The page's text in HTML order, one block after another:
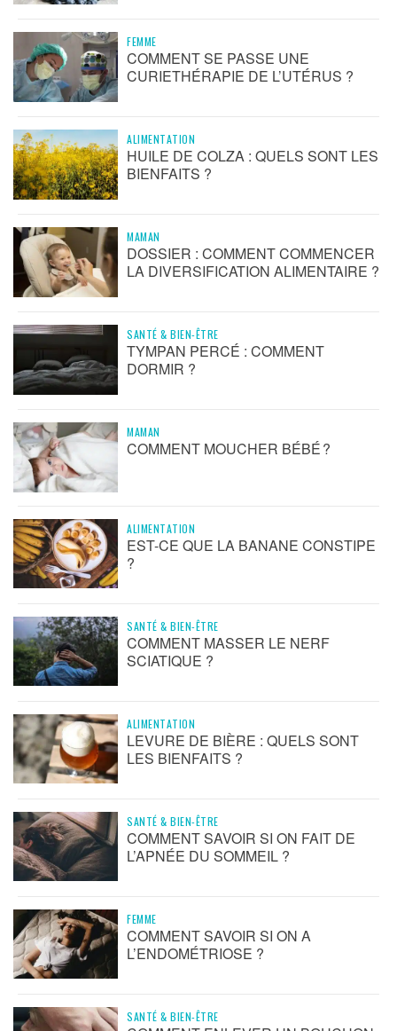
FEMME
COMMENT SE PASSE UNE
CURIETHÉRAPIE DE L’UTÉRUS ?
ALIMENTATION
HUILE DE COLZA : QUELS SONT LES
BIENFAITS ?
MAMAN
DOSSIER : COMMENT COMMENCER
LA DIVERSIFICATION ALIMENTAIRE ?
SANTÉ & BIEN-ÊTRE
TYMPAN PERCÉ : COMMENT
DORMIR ?
MAMAN
COMMENT MOUCHER BÉBÉ ?
ALIMENTATION
EST-CE QUE LA BANANE CONSTIPE
?
SANTÉ & BIEN-ÊTRE
COMMENT MASSER LE NERF
SCIATIQUE ?
ALIMENTATION
LEVURE DE BIÈRE : QUELS SONT
LES BIENFAITS ?
SANTÉ & BIEN-ÊTRE
COMMENT SAVOIR SI ON FAIT DE
L’APNÉE DU SOMMEIL ?
FEMME
COMMENT SAVOIR SI ON A
L’ENDOMÉTRIOSE ?
SANTÉ & BIEN-ÊTRE